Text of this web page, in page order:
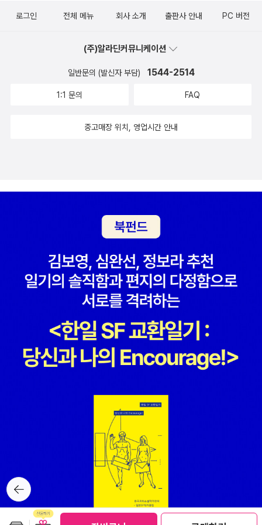
도 안 나오는 재미없는)불륜. 결투와 죽음. 이별. 결말. 딱 그려지시
로 돈도 많고 시간도 많다면.
뒤로가
기
로그인 전체 메뉴 회사 소개 출판사 안내 PC 버전
(주)알라딘커뮤니케이션
일반문의 (발신자 부담) 1544-2514
1:1 문의 FAQ
중고매장 위치, 영업시간 안내